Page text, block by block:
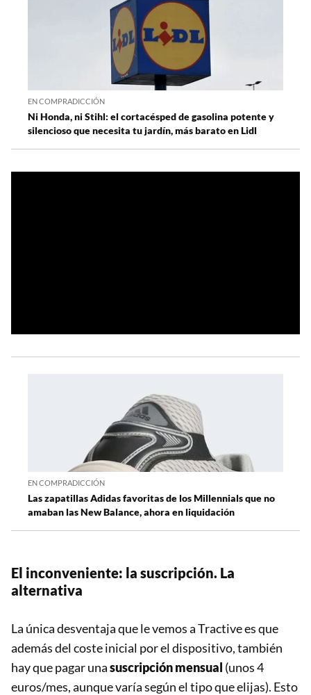
EN COMPRADICCIÓN
Ni Honda, ni Stihl: el cortacésped de gasolina potente y
silencioso que necesita tu jardín, más barato en Lidl
EN COMPRADICCIÓN
Las zapatillas Adidas favoritas de los Millennials que no
amaban las New Balance, ahora en liquidación
El inconveniente: la suscripción. La
alternativa
La única desventaja que le vemos a Tractive es que
además del coste inicial por el dispositivo, también
hay que pagar unasuscripción mensual (unos 4
euros/mes, aunque varía según el tipo que elijas). Esto